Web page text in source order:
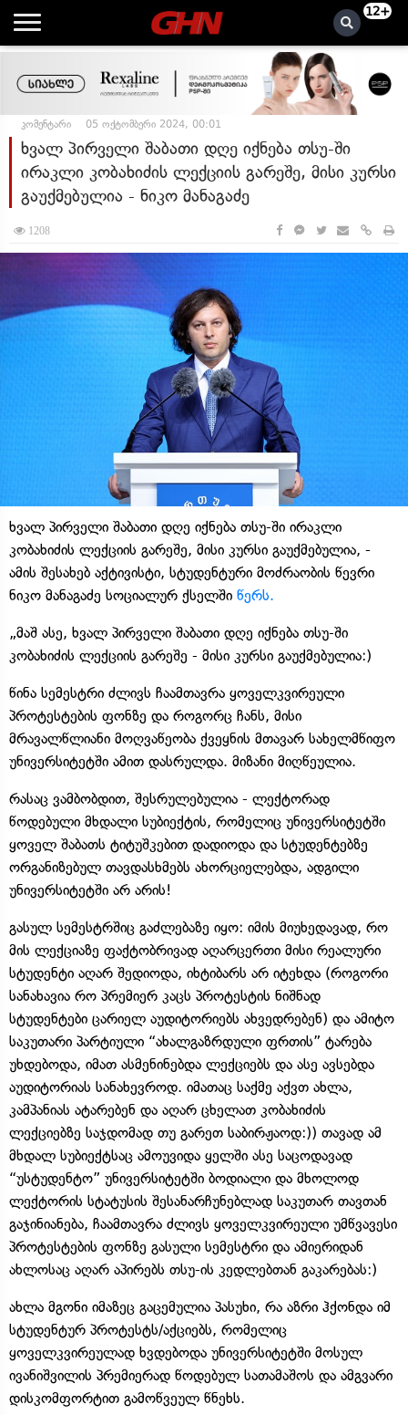
12+
კომენტარი 05 ოქტომბერი 2024, 00:01
ხვალ პირველი შაბათი დღე იქნება თსუ-ში
ირაკლი კობახიძის ლექციის გარეშე, მისი კურსი
გაუქმებულია - ნიკო მანაგაძე
1208
ხვალ პირველი შაბათი დღე იქნება თსუ-ში ირაკლი
კობახიძის ლექციის გარეშე, მისი კურსი გაუქმებულია, -
ამის შესახებ აქტივისტი, სტუდენტური მოძრაობის წევრი
ნიკო მანაგაძე სოციალურ ქსელში წერს.
„მაშ ასე, ხვალ პირველი შაბათი დღე იქნება თსუ-ში
კობახიძის ლექციის გარეშე - მისი კურსი გაუქმებულია:)
წინა სემესტრი ძლივს ჩაამთავრა ყოველკვირეული
პროტესტების ფონზე და როგორც ჩანს, მისი
მრავალწლიანი მოღვაწეობა ქვეყნის მთავარ სახელმწიფო
უნივერსიტეტში ამით დასრულდა. მიზანი მიღწეულია.
რასაც ვამბობდით, შესრულებულია - ლექტორად
წოდებული მხდალი სუბიექტის, რომელიც უნივერსიტეტში
ყოველ შაბათს ტიტუშკებით დადიოდა და სტუდენტებზე
ორგანიზებულ თავდასხმებს ახორციელებდა, ადგილი
უნივერსიტეტში არ არის!
გასულ სემესტრშიც გაძლებაზე იყო: იმის მიუხედავად, რო
მის ლექციაზე ფაქტობრივად აღარცერთი მისი რეალური
სტუდენტი აღარ შედიოდა, იხტიბარს არ იტეხდა (როგორი
სანახავია რო პრემიერ კაცს პროტესტის ნიშნად
სტუდენტები ცარიელ აუდიტორიებს ახვედრებენ) და ამიტო
საკუთარი პარტიული “ახალგაზრდული ფრთის” ტარება
უხდებოდა, იმათ ასმენინებდა ლექციებს და ასე ავსებდა
აუდიტორიას სანახევროდ. იმათაც საქმე აქვთ ახლა,
კამპანიას ატარებენ და აღარ ცხელათ კობახიძის
ლექციებზე საჯდომად თუ გარეთ საბირჟაოდ:)) თავად ამ
მხდალ სუბიექტსაც ამოუვიდა ყელში ასე საცოდავად
“უსტუდენტო” უნივერსიტეტში ბოდიალი და მხოლოდ
ლექტორის სტატუსის შესანარჩუნებლად საკუთარ თავთან
გაჯინიანება, ჩაამთავრა ძლივს ყოველკვირეული უმწვავესი
პროტესტების ფონზე გასული სემესტრი და ამიერიდან
ახლოსაც აღარ აპირებს თსუ-ის კედლებთან გაკარებას:)
ახლა მგონი იმაზეც გაცემულია პასუხი, რა აზრი ჰქონდა იმ
სტუდენტურ პროტესტს/აქციებს, რომელიც
ყოველკვირეულად ხვდებოდა უნივერსიტეტში მოსულ
ივანიშვილის პრემიერად წოდებულ სათამაშოს და ამგვარი
დისკომფორტით გამოწვეულ წნეხს.